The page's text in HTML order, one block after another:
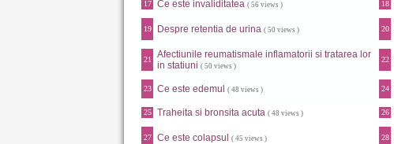
17 Ce este invaliditatea ( 56 views ) 18
19 Despre retentia de urina ( 50 views ) 20
21
Afectiunile reumatismale inflamatorii si tratarea lor
in statiuni ( 50 views )
22
23 Ce este edemul ( 48 views ) 24
25 Traheita si bronsita acuta ( 48 views ) 26
27 Ce este colapsul ( 45 views ) 28